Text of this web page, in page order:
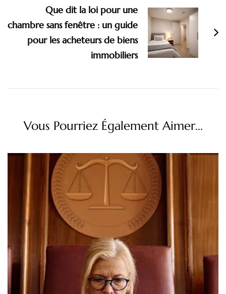
Que dit la loi pour une
chambre sans fenêtre : un guide
pour les acheteurs de biens
immobiliers
Vous Pourriez Également Aimer...